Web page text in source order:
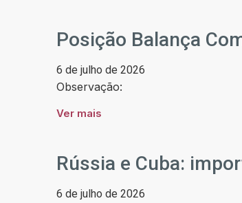
Posição Balança
6 de julho de 2026
Observação:
Ver mais
Rússia e Cuba:
6 de julho de 2026